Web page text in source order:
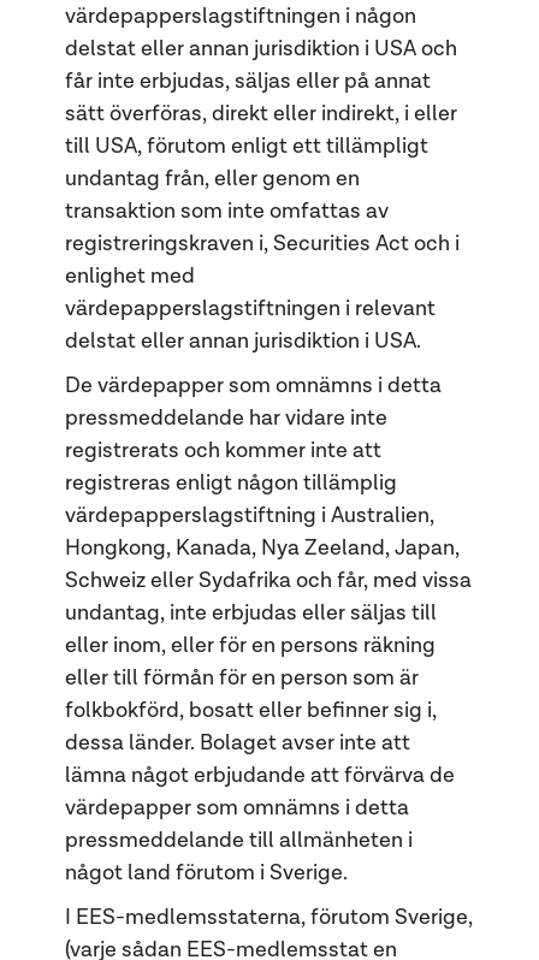
värdepapperslagstiftningen i någon
delstat eller annan jurisdiktion i USA och
får inte erbjudas, säljas eller på annat
sätt överföras, direkt eller indirekt, i eller
till USA, förutom enligt ett tillämpligt
undantag från, eller genom en
transaktion som inte omfattas av
registreringskraven i, Securities Act och i
enlighet med
värdepapperslagstiftningen i relevant
delstat eller annan jurisdiktion i USA.
De värdepapper som omnämns i detta
pressmeddelande har vidare inte
registrerats och kommer inte att
registreras enligt någon tillämplig
värdepapperslagstiftning i Australien,
Hongkong, Kanada, Nya Zeeland, Japan,
Schweiz eller Sydafrika och får, med vissa
undantag, inte erbjudas eller säljas till
eller inom, eller för en persons räkning
eller till förmån för en person som är
folkbokförd, bosatt eller befinner sig i,
dessa länder. Bolaget avser inte att
lämna något erbjudande att förvärva de
värdepapper som omnämns i detta
pressmeddelande till allmänheten i
något land förutom i Sverige.
I EES-medlemsstaterna, förutom Sverige,
(varje sådan EES-medlemsstat en